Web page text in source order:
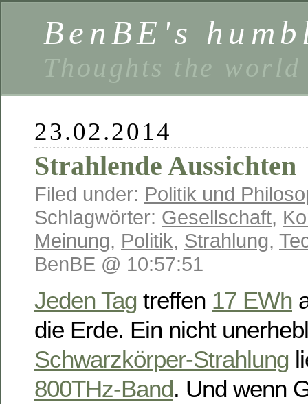
BenBE's
Thoughts the
23.02.2014
Strahlende Aussichten
Filed under: Politik und
Schlagwörter: Gesellschaft,
Meinung, Politik, Strahlung,
BenBE @ 10:57:51
Jeden Tag treffen 17 EWh
die Erde. Ein nicht
Schwarzkörper-Strahlung
800THz-Band. Und wenn